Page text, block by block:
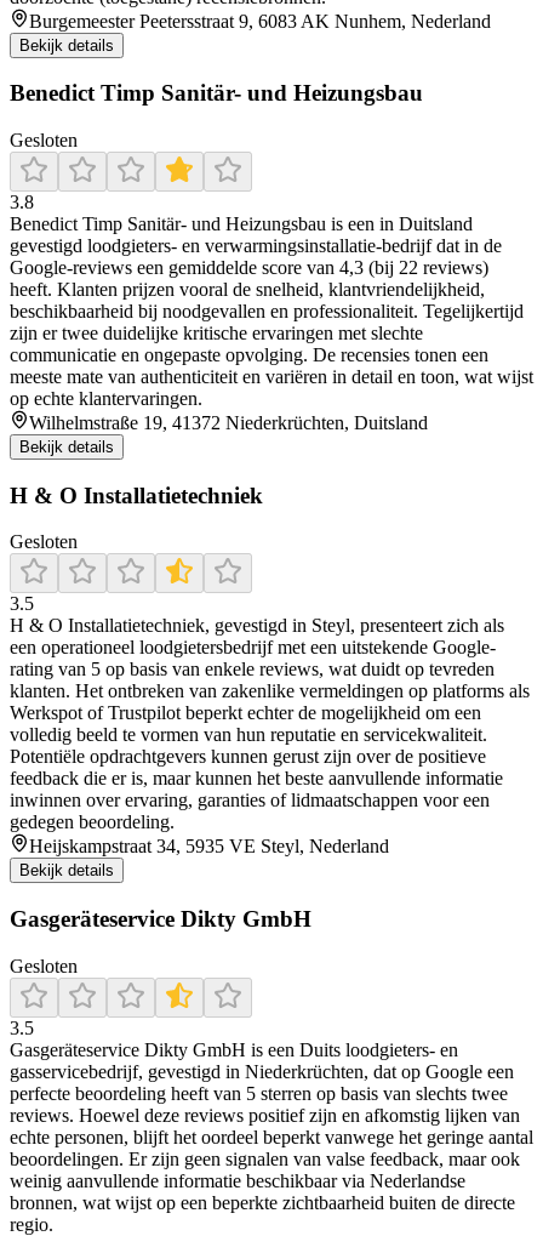
Burgemeester Peetersstraat 9, 6083 AK Nunhem, Nederland
Bekijk details
Benedict Timp Sanitär- und Heizungsbau
Gesloten
3.8
Benedict Timp Sanitär‑ und Heizungsbau is een in Duitsland
gevestigd loodgieters- en verwarmingsinstallatie‑bedrijf dat in de
Google‑reviews een gemiddelde score van 4,3 (bij 22 reviews)
heeft. Klanten prijzen vooral de snelheid, klantvriendelijkheid,
beschikbaarheid bij noodgevallen en professionaliteit. Tegelijkertijd
zijn er twee duidelijke kritische ervaringen met slechte
communicatie en ongepaste opvolging. De recensies tonen een
meeste mate van authenticiteit en variëren in detail en toon, wat wijst
op echte klantervaringen.
Wilhelmstraße 19, 41372 Niederkrüchten, Duitsland
Bekijk details
H & O Installatietechniek
Gesloten
3.5
H & O Installatietechniek, gevestigd in Steyl, presenteert zich als
een operationeel loodgietersbedrijf met een uitstekende Google-
rating van 5 op basis van enkele reviews, wat duidt op tevreden
klanten. Het ontbreken van zakenlike vermeldingen op platforms als
Werkspot of Trustpilot beperkt echter de mogelijkheid om een
volledig beeld te vormen van hun reputatie en servicekwaliteit.
Potentiële opdrachtgevers kunnen gerust zijn over de positieve
feedback die er is, maar kunnen het beste aanvullende informatie
inwinnen over ervaring, garanties of lidmaatschappen voor een
gedegen beoordeling.
Heijskampstraat 34, 5935 VE Steyl, Nederland
Bekijk details
Gasgeräteservice Dikty GmbH
Gesloten
3.5
Gasgeräteservice Dikty GmbH is een Duits loodgieters- en
gasservicebedrijf, gevestigd in Niederkrüchten, dat op Google een
perfecte beoordeling heeft van 5 sterren op basis van slechts twee
reviews. Hoewel deze reviews positief zijn en afkomstig lijken van
echte personen, blijft het oordeel beperkt vanwege het geringe aantal
beoordelingen. Er zijn geen signalen van valse feedback, maar ook
weinig aanvullende informatie beschikbaar via Nederlandse
bronnen, wat wijst op een beperkte zichtbaarheid buiten de directe
regio.